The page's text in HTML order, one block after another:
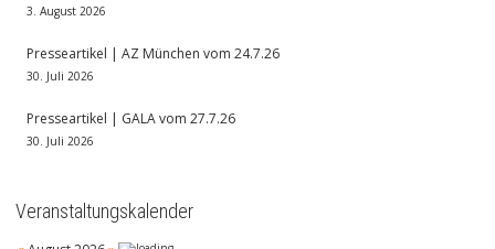
3. August 2026
Presseartikel | AZ München vom 24.7.26
30. Juli 2026
Presseartikel | GALA vom 27.7.26
30. Juli 2026
Veranstaltungskalender